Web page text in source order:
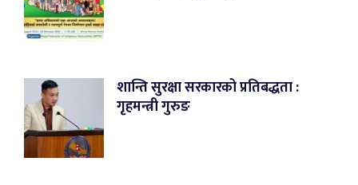
शान्ति सुरक्षा सरकारको प्रतिबद्धता :
गृहमन्त्री गुरुङ